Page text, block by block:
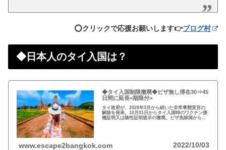
⭕️クリックで応援お願いします👉ブログ村
◆日本人のタイ入国は？
◆タイ入国制限撤廃◆ビザ無し滞在30⇒45
日間に延長<期限付>
タイ政府が、2020年3月から続いた非常事態宣言の
解除を発表。10月01日からタイ入国時のワクチン接
種証明又は陰性証明提示の撤廃。ビザ免除国からの
www.escape2bangkok.com 2022/10/03